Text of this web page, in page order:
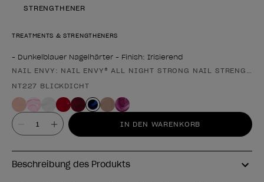
STRENGTHENER
TREATMENTS & STRENGTHENERS
- Dunkelblauer Nagelhärter - Finish: Irisierend
Form des Produkts
NAIL ENVY: NAIL ENVY® ALL NIGHT STRONG NAIL
NT227 BLICKDICHT
Wert IN DEN WARENKORB
Beschreibung des Produkts